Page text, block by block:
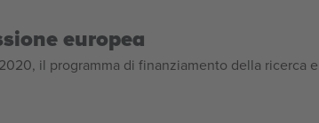
europea
il programma di finanziamento della ricerca e